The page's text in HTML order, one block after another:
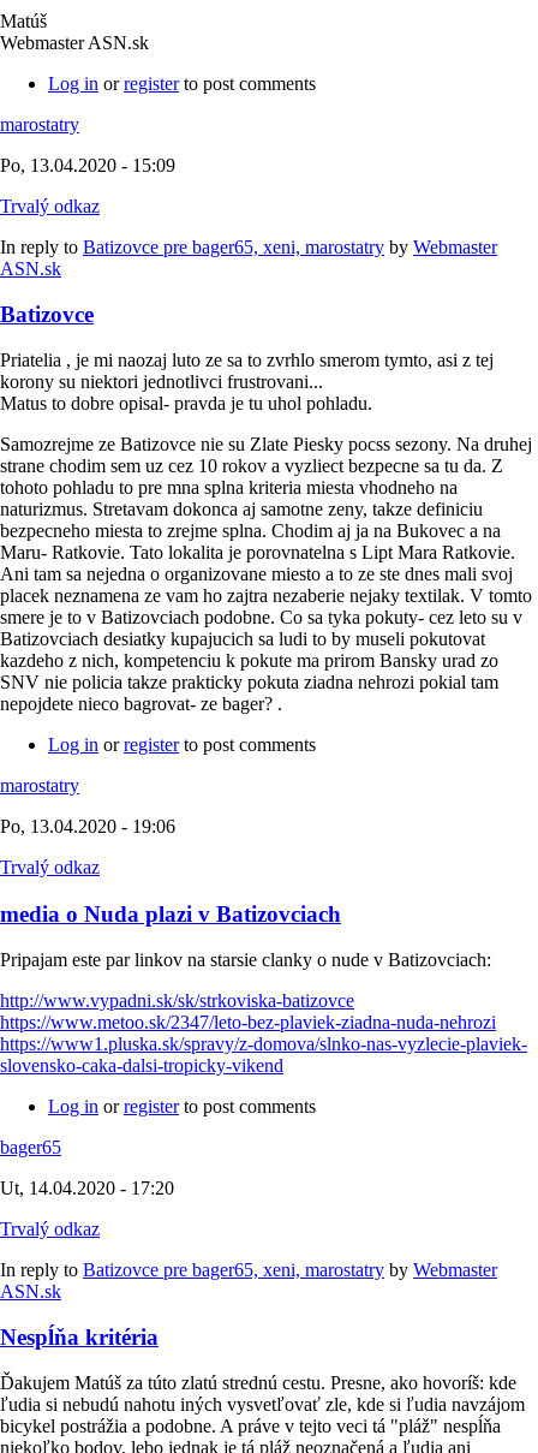
Matúš
Webmaster ASN.sk
Log in orregisterto post comments
marostatry
Po, 13.04.2020 - 15:09
Trvalý odkaz
In reply to Batizovce pre bager65, xeni, marostatry by Webmaster
ASN.sk
Batizovce
Priatelia , je mi naozaj luto ze sa to zvrhlo smerom tymto, asi z tej
korony su niektori jednotlivci frustrovani...
Matus to dobre opisal- pravda je tu uhol pohladu.
Samozrejme ze Batizovce nie su Zlate Piesky pocss sezony. Na druhej
strane chodim sem uz cez 10 rokov a vyzliect bezpecne sa tu da. Z
tohoto pohladu to pre mna splna kriteria miesta vhodneho na
naturizmus. Stretavam dokonca aj samotne zeny, takze definiciu
bezpecneho miesta to zrejme splna. Chodim aj ja na Bukovec a na
Maru- Ratkovie. Tato lokalita je porovnatelna s Lipt Mara Ratkovie.
Ani tam sa nejedna o organizovane miesto a to ze ste dnes mali svoj
placek neznamena ze vam ho zajtra nezaberie nejaky textilak. V tomto
smere je to v Batizovciach podobne. Co sa tyka pokuty- cez leto su v
Batizovciach desiatky kupajucich sa ludi to by museli pokutovat
kazdeho z nich, kompetenciu k pokute ma prirom Bansky urad zo
SNV nie policia takze prakticky pokuta ziadna nehrozi pokial tam
nepojdete nieco bagrovat- ze bager? .
Log in orregisterto post comments
marostatry
Po, 13.04.2020 - 19:06
Trvalý odkaz
media o Nuda plazi v Batizovciach
Pripajam este par linkov na starsie clanky o nude v Batizovciach:
http://www.vypadni.sk/sk/strkoviska-batizovce
https://www.metoo.sk/2347/leto-bez-plaviek-ziadna-nuda-nehrozi
https://www1.pluska.sk/spravy/z-domova/slnko-nas-vyzlecie-plaviek-
slovensko-caka-dalsi-tropicky-vikend
Log in orregisterto post comments
bager65
Ut, 14.04.2020 - 17:20
Trvalý odkaz
In reply to Batizovce pre bager65, xeni, marostatry by Webmaster
ASN.sk
Nespĺňa kritéria
Ďakujem Matúš za túto zlatú strednú cestu. Presne, ako hovoríš: kde
ľudia si nebudú nahotu iných vysvetľovať zle, kde si ľudia navzájom
bicykel postrážia a podobne. A práve v tejto veci tá "pláž" nespĺňa
niekoľko bodov, lebo jednak je tá pláž neoznačená a ľudia ani